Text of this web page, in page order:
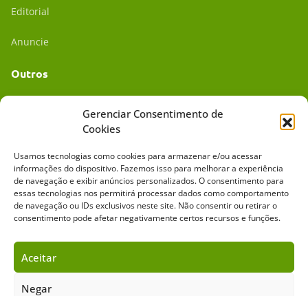
Gerenciar Consentimento de
Cookies
Usamos tecnologias como cookies para armazenar e/ou acessar
informações do dispositivo. Fazemos isso para melhorar a experiência
de navegação e exibir anúncios personalizados. O consentimento para
essas tecnologias nos permitirá processar dados como comportamento
de navegação ou IDs exclusivos neste site. Não consentir ou retirar o
consentimento pode afetar negativamente certos recursos e funções.
Aceitar
Negar
Editorial
Anuncie
Outros
Mídia Kit
Sobre o Cavalus Leilões Anuncie